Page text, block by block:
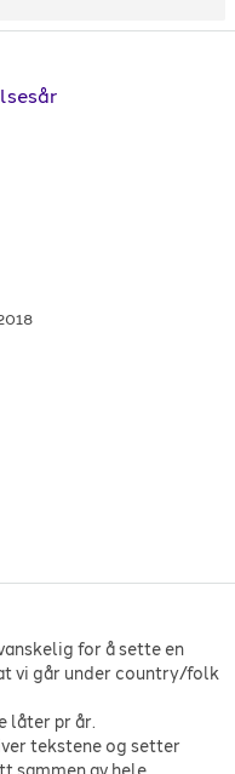
for å sette en
vi går under country/folk
låter pr år.
tekstene og setter